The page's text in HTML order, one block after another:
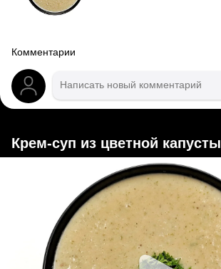
Комментарии
Крем-суп из цветной капусты